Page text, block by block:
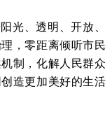
光、透明、开放、
，零距离倾听市民
制，化解人民群众
造更加美好的生活